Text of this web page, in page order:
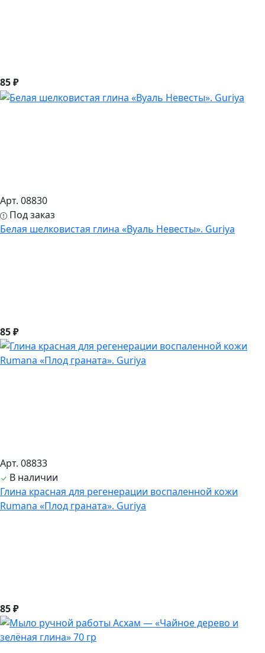
85 ₽
Арт. 08830
Под заказ
Белая шелковистая глина «Вуаль Невесты». Guriya
85 ₽
Арт. 08833
В наличии
Глина красная для регенерации воспаленной кожи
Rumana «Плод граната». Guriya
85 ₽